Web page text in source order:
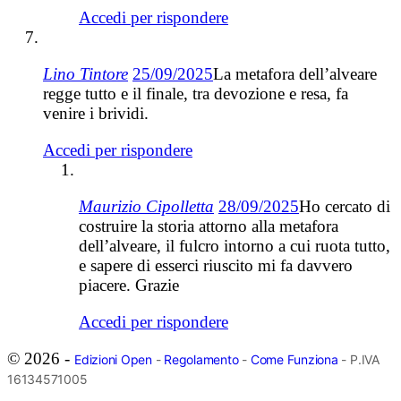
Accedi per rispondere
Lino Tintore 25/09/2025La metafora dell’alveare
regge tutto e il finale, tra devozione e resa, fa
venire i brividi.
Accedi per rispondere
Maurizio Cipolletta 28/09/2025Ho cercato di
costruire la storia attorno alla metafora
dell’alveare, il fulcro intorno a cui ruota tutto,
e sapere di esserci riuscito mi fa davvero
piacere. Grazie
Accedi per rispondere
© 2026 - Edizioni Open- Regolamento- Come Funziona - P.IVA
16134571005